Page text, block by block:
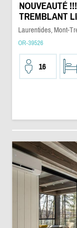
NOUVEAUTÉ
TREMBLANT
Laurentides, Mont-
OR-39526
16